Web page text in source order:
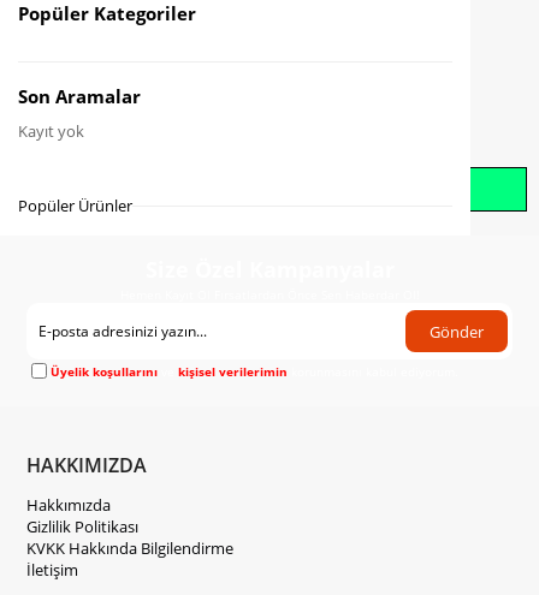
Gelince Haber Ver
Gönder
Üyelik koşullarını vekişisel verilerimin
HAKKIMIZDA
Hakkımızda
Gizlilik Politikası
KVKK Hakkında Bilgilendirme
İletişim
Popüler Kategoriler
Son Aramalar
Kayıt yok
Popüler Ürünler